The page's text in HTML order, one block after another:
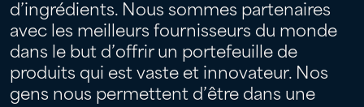
d’ingrédients. Nous sommes partenaires
avec les meilleurs fournisseurs du monde
dans le but d’offrir un portefeuille de
produits qui est vaste et innovateur. Nos
gens nous permettent d’être dans une